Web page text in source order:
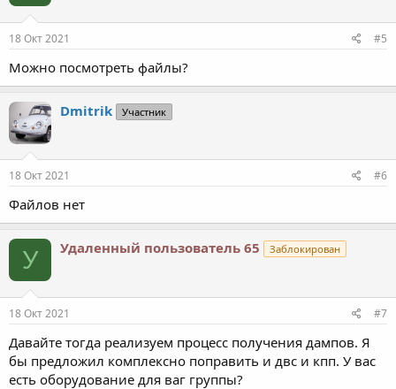
18 Окт 2021 #5
Можно посмотреть файлы?
Dmitrik Участник
18 Окт 2021 #6
Файлов нет
У Удаленный пользователь 65 Заблокирован
18 Окт 2021 #7
Давайте тогда реализуем процесс получения дампов. Я
бы предложил комплексно поправить и двс и кпп. У вас
есть оборудование для ваг группы?